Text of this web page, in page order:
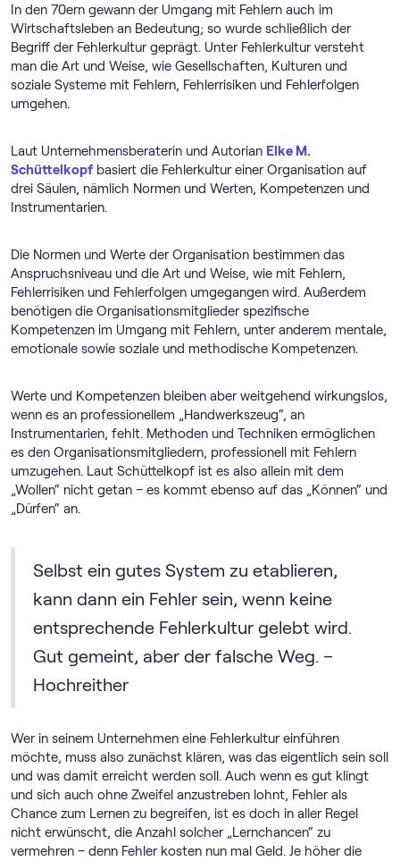
In den 70ern gewann der Umgang mit Fehlern auch im
Wirtschaftsleben an Bedeutung; so wurde schließlich der
Begriff der Fehlerkultur geprägt. Unter Fehlerkultur versteht
man die Art und Weise, wie Gesellschaften, Kulturen und
soziale Systeme mit Fehlern, Fehlerrisiken und Fehlerfolgen
umgehen.
Laut Unternehmensberaterin und Autorian Elke M.
Schüttelkopf basiert die Fehlerkultur einer Organisation auf
drei Säulen, nämlich Normen und Werten, Kompetenzen und
Instrumentarien.
Die Normen und Werte der Organisation bestimmen das
Anspruchsniveau und die Art und Weise, wie mit Fehlern,
Fehlerrisiken und Fehlerfolgen umgegangen wird. Außerdem
benötigen die Organisationsmitglieder spezifische
Kompetenzen im Umgang mit Fehlern, unter anderem mentale,
emotionale sowie soziale und methodische Kompetenzen.
Werte und Kompetenzen bleiben aber weitgehend wirkungslos,
wenn es an professionellem „Handwerkszeug“, an
Instrumentarien, fehlt. Methoden und Techniken ermöglichen
es den Organisationsmitgliedern, professionell mit Fehlern
umzugehen. Laut Schüttelkopf ist es also allein mit dem
„Wollen“ nicht getan – es kommt ebenso auf das „Können“ und
„Dürfen“ an.
Selbst ein gutes System zu etablieren,
kann dann ein Fehler sein, wenn keine
entsprechende Fehlerkultur gelebt wird.
Gut gemeint, aber der falsche Weg. –
Hochreither
Wer in seinem Unternehmen eine Fehlerkultur einführen
möchte, muss also zunächst klären, was das eigentlich sein soll
und was damit erreicht werden soll. Auch wenn es gut klingt
und sich auch ohne Zweifel anzustreben lohnt, Fehler als
Chance zum Lernen zu begreifen, ist es doch in aller Regel
nicht erwünscht, die Anzahl solcher „Lernchancen“ zu
vermehren – denn Fehler kosten nun mal Geld. Je höher die